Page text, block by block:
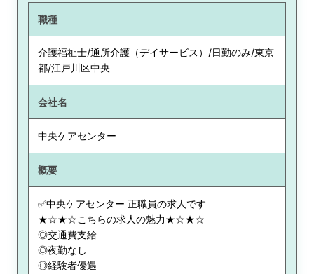
職種
介護福祉士/通所介護（デイサービス）/日勤のみ/東京
都/江戸川区中央
会社名
中央ケアセンター
概要
✅中央ケアセンター 正職員の求人です
★☆★☆こちらの求人の魅力★☆★☆
◎交通費支給
◎夜勤なし
◎経験者優遇